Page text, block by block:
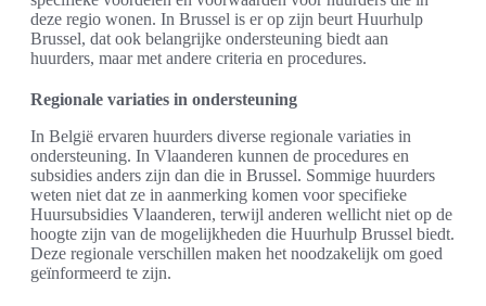
deze regio wonen. In Brussel is er op zijn beurt Huurhulp
Brussel, dat ook belangrijke ondersteuning biedt aan
huurders, maar met andere criteria en procedures.
Regionale variaties in ondersteuning
In België ervaren huurders diverse regionale variaties in
ondersteuning. In Vlaanderen kunnen de procedures en
subsidies anders zijn dan die in Brussel. Sommige huurders
weten niet dat ze in aanmerking komen voor specifieke
Huursubsidies Vlaanderen, terwijl anderen wellicht niet op de
hoogte zijn van de mogelijkheden die Huurhulp Brussel biedt.
Deze regionale verschillen maken het noodzakelijk om goed
geïnformeerd te zijn.